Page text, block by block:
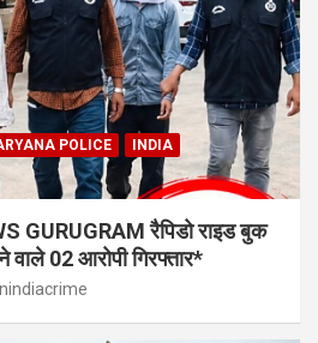
POLICE
INDIA
GURUGRAM रैपिडो राइड बुक
02 आरोपी गिरफ्तार*